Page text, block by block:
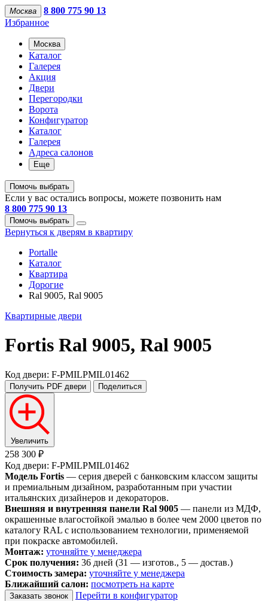
Москва
8 800 775 90 13
Избранное
Москва
Каталог
Галерея
Акция
Двери
Перегородки
Ворота
Конфигуратор
Каталог
Галерея
Адреса салонов
Еще
Помочь выбрать
Если у вас остались вопросы, можете позвонить нам
8 800 775 90 13
Помочь выбрать
Вернуться к дверям в квартиру
Portalle
Каталог
Квартира
Дорогие
Ral 9005, Ral 9005
Квартирные двери
Fortis Ral 9005, Ral 9005
Код двери: F-PMILPMIL01462
Получить PDF двери Поделиться
Увеличить
258 300 ₽
Код двери: F-PMILPMIL01462
Модель Fortis — серия дверей с банковским классом защиты
и премиальным дизайном, разработанным при участии
итальянских дизайнеров и декораторов.
Внешняя и внутренняя панели Ral 9005 — панели из МДФ,
окрашенные влагостойкой эмалью в более чем 2000 цветов по
каталогу RAL с использованием технологии, применяемой
при покраске автомобилей.
Монтаж: уточняйте у менеджера
Срок получения: 36 дней (31 — изготов., 5 — достав.)
Стоимость замера: уточняйте у менеджера
Ближайший салон: посмотреть на карте
Заказать звонок
Перейти в конфигуратор